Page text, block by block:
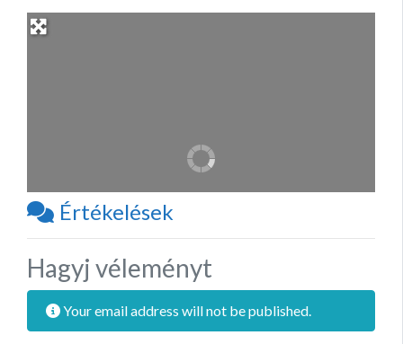
Értékelések
Hagyj véleményt
Your email address will not be published.